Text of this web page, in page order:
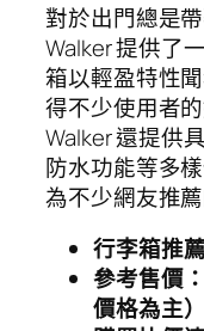
對於出門總是
Walker 提供了
箱以輕盈特性
得不少使用者
Walker 還提供
防水功能等多
為不少網友推
行李箱推
參考售價
價格為主）